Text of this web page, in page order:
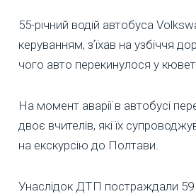
55-річний водій автобуса
керуванням, зʼїхав на узбіччя
чого авто перекинулося у кювет.
На момент аварії в автобусі
двоє вчителів, які їх
на екскурсію до Полтави.
Унаслідок ДТП постраждали 59